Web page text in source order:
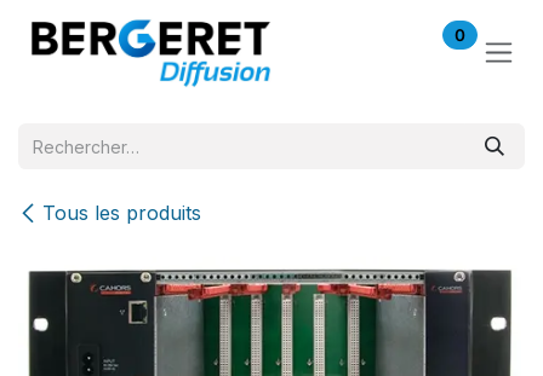
Se rendre au contenu
0
Tous les produits